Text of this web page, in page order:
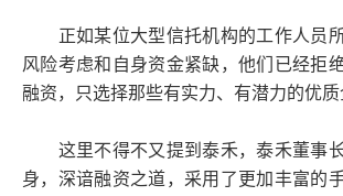
正如某位大型信托机构的工作人员
风险考虑和自身资金紧缺，他们已经拒
融资，只选择那些有实力、有潜力的优质
这里不得不又提到泰禾，泰禾董事
身，深谙融资之道，采用了更加丰富的